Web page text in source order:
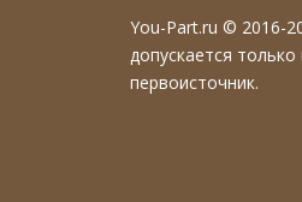
You-Part.ru © 2016-
допускается
первоисточник.